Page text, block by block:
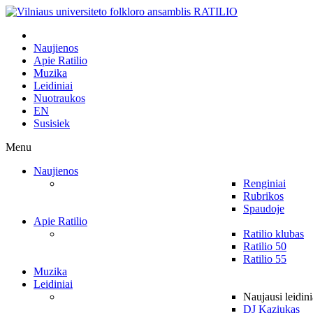
Naujienos
Apie Ratilio
Muzika
Leidiniai
Nuotraukos
EN
Susisiek
Menu
Naujienos
Renginiai
Rubrikos
Spaudoje
Apie Ratilio
Ratilio klubas
Ratilio 50
Ratilio 55
Muzika
Leidiniai
Naujausi
DJ Kaziukas